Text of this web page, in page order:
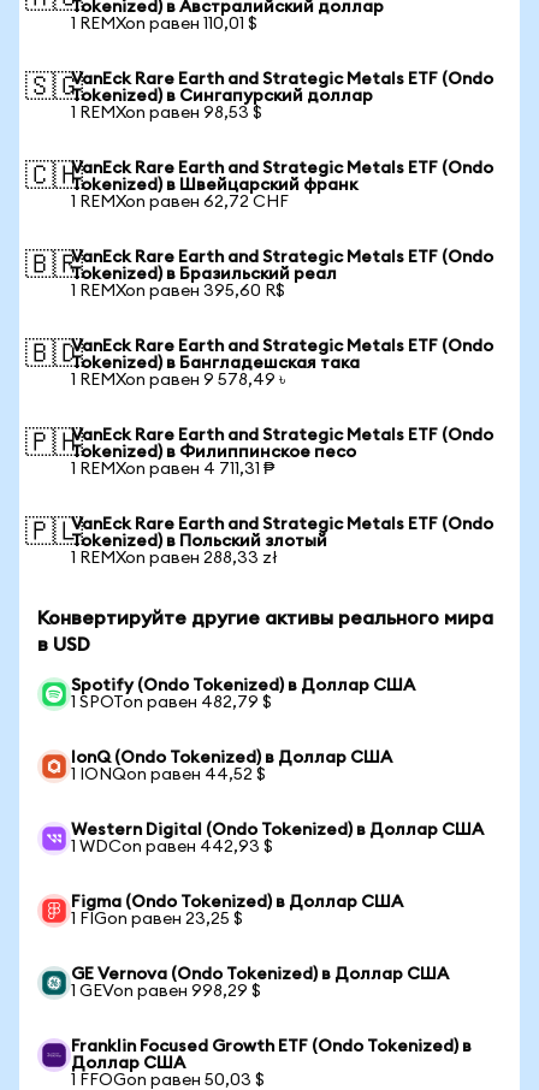
Tokenized) в Австралийский доллар
1 REMXon равен 110,01 $
🇸🇬VanEck Rare Earth and Strategic Metals ETF (Ondo
Tokenized) в Сингапурский доллар
1 REMXon равен 98,53 $
🇨🇭VanEck Rare Earth and Strategic Metals ETF (Ondo
Tokenized) в Швейцарский франк
1 REMXon равен 62,72 CHF
🇧🇷VanEck Rare Earth and Strategic Metals ETF (Ondo
Tokenized) в Бразильский реал
1 REMXon равен 395,60 R$
🇧🇩VanEck Rare Earth and Strategic Metals ETF (Ondo
Tokenized) в Бангладешская така
1 REMXon равен 9 578,49 ৳
🇵🇭VanEck Rare Earth and Strategic Metals ETF (Ondo
Tokenized) в Филиппинское песо
1 REMXon равен 4 711,31 ₱
🇵🇱VanEck Rare Earth and Strategic Metals ETF (Ondo
Tokenized) в Польский злотый
1 REMXon равен 288,33 zł
Конвертируйте другие активы реального мира
в USD
Spotify (Ondo Tokenized) в Доллар США
1 SPOTon равен 482,79 $
IonQ (Ondo Tokenized) в Доллар США
1 IONQon равен 44,52 $
Western Digital (Ondo Tokenized) в Доллар США
1 WDCon равен 442,93 $
Figma (Ondo Tokenized) в Доллар США
1 FIGon равен 23,25 $
GE Vernova (Ondo Tokenized) в Доллар США
1 GEVon равен 998,29 $
Franklin Focused Growth ETF (Ondo Tokenized) в
Доллар США
1 FFOGon равен 50,03 $